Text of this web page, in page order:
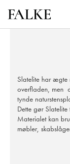
Slatelite har ægte
overfladen, men
tynde
Dette gør
Materialet kan
møbler,